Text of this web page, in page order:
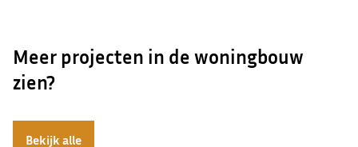
Meer projecten in de woningbouw
zien?
Bekijk alle